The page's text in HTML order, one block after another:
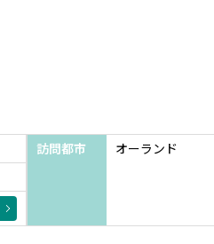
訪問都市 オーランド